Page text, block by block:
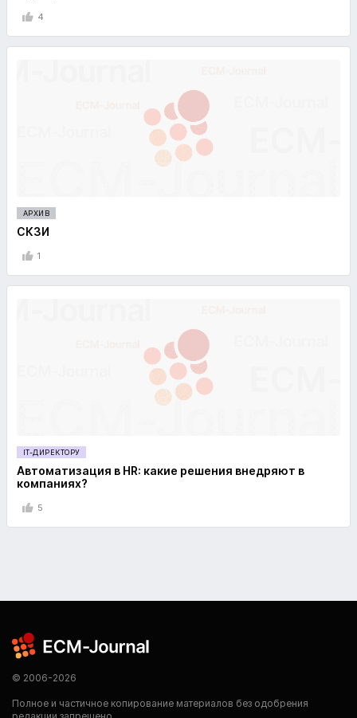
4
АРХИВ
СКЗИ
1
IT-ДИРЕКТОРУ
Автоматизация в HR: какие решения внедряют в
компаниях?
5
© 2006-2026
Полное и частичное копирование материалов без одобрения